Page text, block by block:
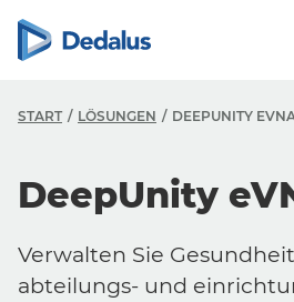
START LÖSUNGEN DEEPUNITY
DeepUnity
Verwalten Sie
abteilungs- und